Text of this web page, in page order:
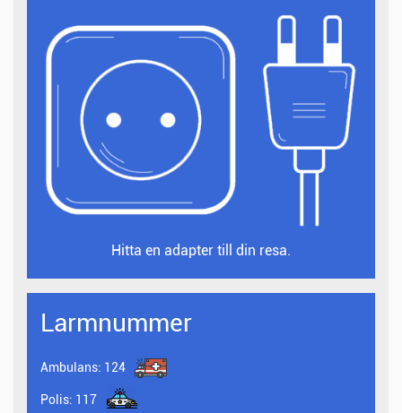
Hitta en adapter till din resa.
Larmnummer
Ambulans: 124
Polis: 117